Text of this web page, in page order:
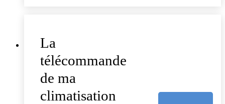
La
télécommande
de ma
climatisation